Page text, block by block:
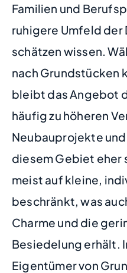
Familien und
ruhigere Umfeld
schätzen wissen.
nach Grundstücken
bleibt das Angebot
häufig zu höheren
Neubauprojekte
diesem Gebiet eher
meist auf kleine,
beschränkt, was
Charme und die
Besiedelung erhält.
Eigentümer von